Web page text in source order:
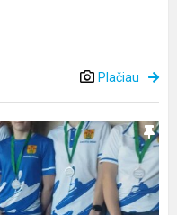
Plačiau